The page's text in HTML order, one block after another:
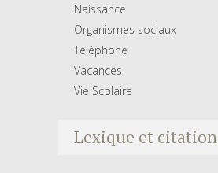
Naissance
Organismes sociaux
Téléphone
Vacances
Vie Scolaire
Lexique et citation